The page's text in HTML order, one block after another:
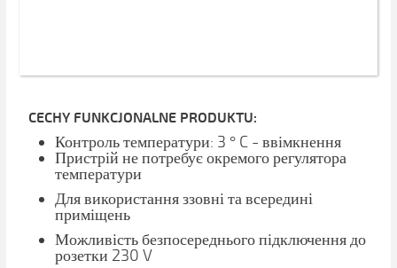
CECHY FUNKCJONALNE PRODUKTU:
Контроль температури: 3 ° C - ввімкнення
Пристрій не потребує окремого регулятора
температури
Для використання ззовні та всередині
приміщень
Можливість безпосереднього підключення до
розетки 230 V